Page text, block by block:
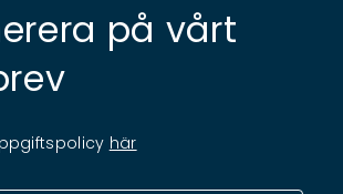
på vårt
här